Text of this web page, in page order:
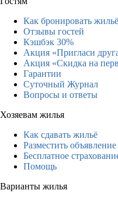
Как бронировать жильё
Отзывы гостей
Кэшбэк 30%
Акция «Пригласи
Акция «Скидка на
Гарантии
Суточный Журнал
Вопросы и ответы
Хозяевам жилья
Как сдавать жильё
Разместить объявление
Бесплатное
Помощь
Варианты жилья